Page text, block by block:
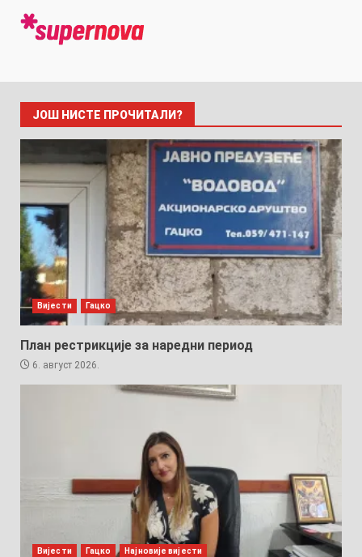
ЈОШ НИСТЕ ПРОЧИТАЛИ?
Вијести Гацко
План рестрикције за наредни период
6. август 2026.
Вијести Гацко Најновије вијести